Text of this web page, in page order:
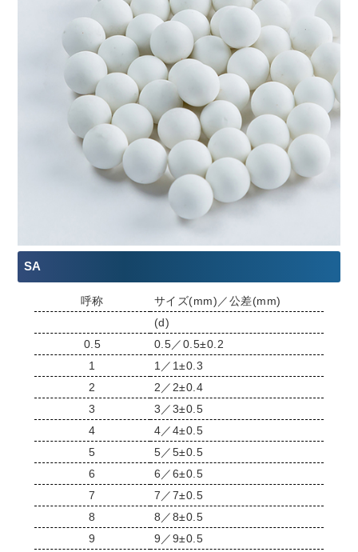
SA
呼称
サイズ(mm)／公差(mm)
(d)
0.5
0.5／0.5±0.2
1
1／1±0.3
2
2／2±0.4
3
3／3±0.5
4
4／4±0.5
5
5／5±0.5
6
6／6±0.5
7
7／7±0.5
8
8／8±0.5
9
9／9±0.5